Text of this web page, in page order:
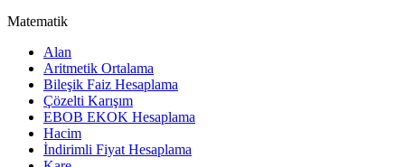
Matematik
Alan
Aritmetik Ortalama
Bileşik Faiz Hesaplama
Çözelti Karışım
EBOB EKOK Hesaplama
Hacim
İndirimli Fiyat Hesaplama